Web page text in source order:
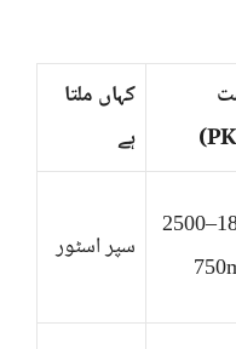
کہاں ملتا
ہے
1800–2500
سپر اسٹور